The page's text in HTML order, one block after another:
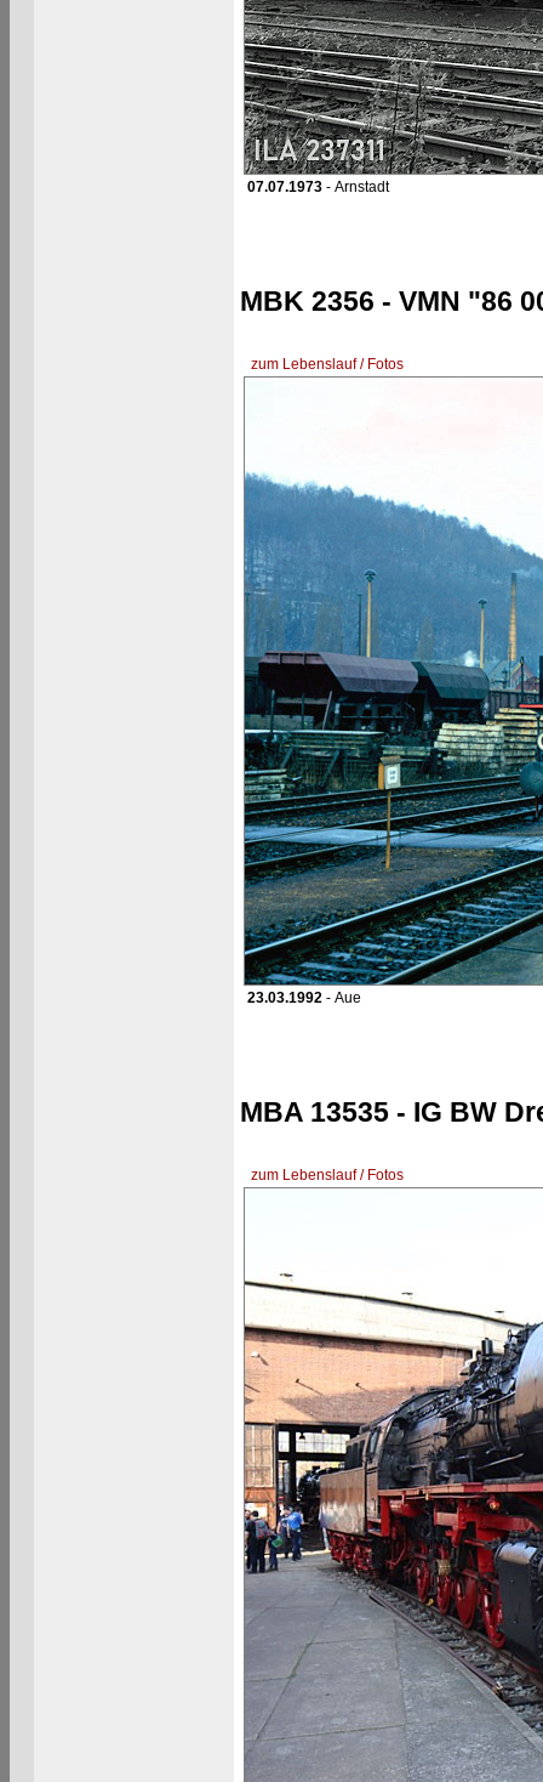
07.07.1973- Arnstadt
MBK 2356 - VMN "86
zum Lebenslauf / Fotos
23.03.1992- Aue
MBA 13535 - IG BW
zum Lebenslauf / Fotos